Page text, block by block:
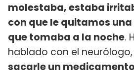
molestaba, estaba
con que le quitamos
que tomaba a la noche.
hablado con el neurólogo,
sacarle un